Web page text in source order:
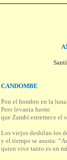
CANDOMBE
Pon el hombro en la
Pero levanta fuerte
que Zambi estremece el
Los viejos deshilan los
y el tiempo se asusta:
quien vive tanto es un